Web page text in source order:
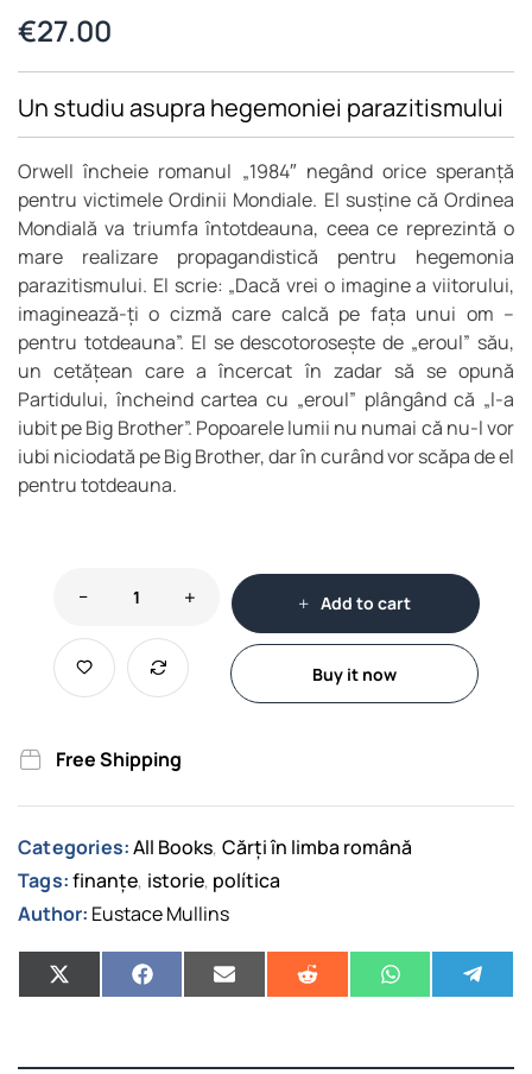
€27.00
Un studiu asupra hegemoniei parazitismului
Orwell încheie romanul „1984″ negând orice speranță
pentru victimele Ordinii Mondiale. El susține că Ordinea
Mondială va triumfa întotdeauna, ceea ce reprezintă o
mare realizare propagandistică pentru hegemonia
parazitismului. El scrie: „Dacă vrei o imagine a viitorului,
imaginează-ți o cizmă care calcă pe fața unui om –
pentru totdeauna”. El se descotorosește de „eroul” său,
un cetățean care a încercat în zadar să se opună
Partidului, încheind cartea cu „eroul” plângând că „l-a
iubit pe Big Brother”. Popoarele lumii nu numai că nu-l vor
iubi niciodată pe Big Brother, dar în curând vor scăpa de el
pentru totdeauna.
Add to cart
Buy it now
Free Shipping
Categories: All Books, Cărți în limba română
Tags:finanțe, istorie, política
Author: Eustace Mullins